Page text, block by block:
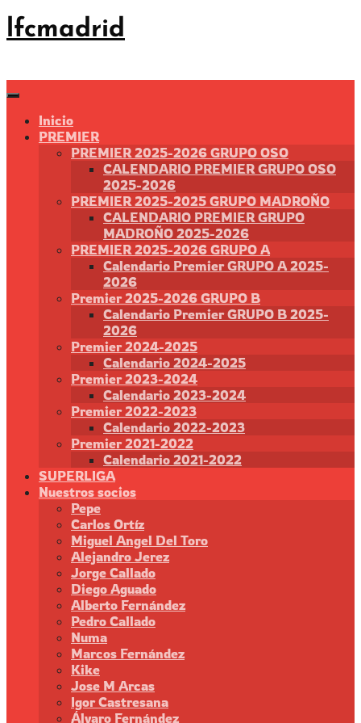
Saltar
al
lfcmadrid
Inicio
PREMIER
PREMIER 2025-2026 GRUPO OSO
CALENDARIO PREMIER GRUPO OSO
2025-2026
PREMIER 2025-2025 GRUPO MADROÑO
CALENDARIO PREMIER GRUPO
MADROÑO 2025-2026
PREMIER 2025-2026 GRUPO A
Calendario Premier GRUPO A 2025-
2026
Premier 2025-2026 GRUPO B
Calendario Premier GRUPO B 2025-
2026
Premier 2024-2025
Calendario 2024-2025
Premier 2023-2024
Calendario 2023-2024
Premier 2022-2023
Calendario 2022-2023
Premier 2021-2022
Calendario 2021-2022
SUPERLIGA
Nuestros socios
Pepe
Carlos Ortíz
Miguel Angel Del Toro
Alejandro Jerez
Jorge Callado
Diego Aguado
Alberto Fernández
Pedro Callado
Numa
Marcos Fernández
Kike
Jose M Arcas
Igor Castresana
Álvaro Fernández